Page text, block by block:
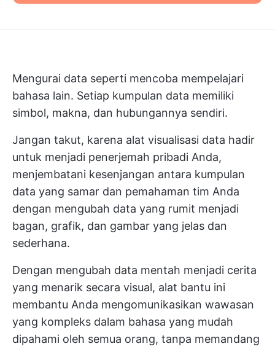
Mengurai data seperti mencoba mempelajari
bahasa lain. Setiap kumpulan data memiliki
simbol, makna, dan hubungannya sendiri.
Jangan takut, karena alat visualisasi data hadir
untuk menjadi penerjemah pribadi Anda,
menjembatani kesenjangan antara kumpulan
data yang samar dan pemahaman tim Anda
dengan mengubah data yang rumit menjadi
bagan, grafik, dan gambar yang jelas dan
sederhana.
Dengan mengubah data mentah menjadi cerita
yang menarik secara visual, alat bantu ini
membantu Anda mengomunikasikan wawasan
yang kompleks dalam bahasa yang mudah
dipahami oleh semua orang, tanpa memandang